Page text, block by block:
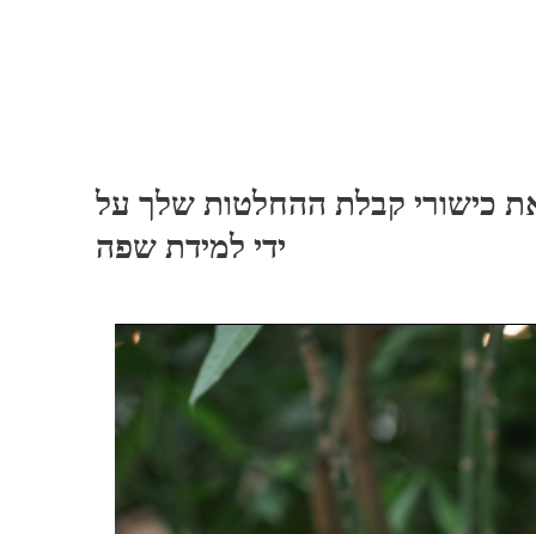
כישורי קבלת ההחלטות שלך על
ידי למידת שפה